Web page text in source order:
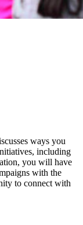
ways you
including
you will have
with the
to connect with